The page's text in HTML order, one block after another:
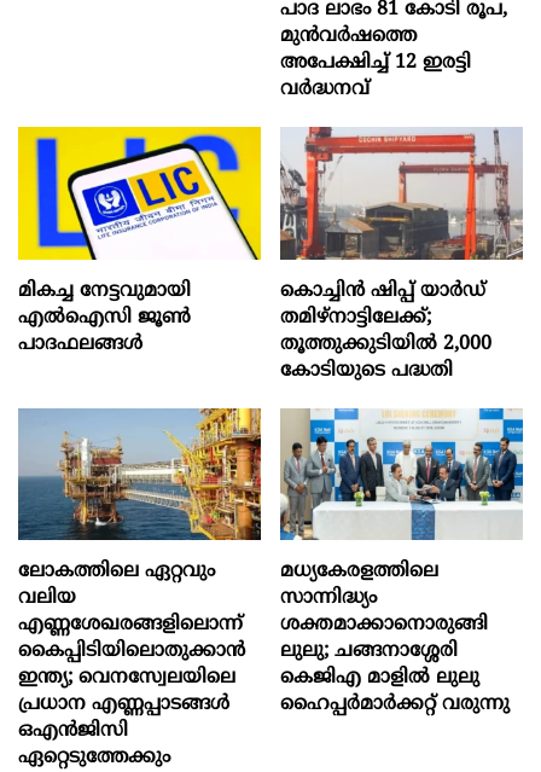
പാദ ലാഭം 81 കോടി രൂപ,
മുൻവർഷത്തെ
അപേക്ഷിച്ച് 12 ഇരട്ടി
വർദ്ധനവ്
മികച്ച നേട്ടവുമായി
എൽഐസി ജൂൺ
പാദഫലങ്ങൾ
കൊച്ചിന്‍ ഷിപ്പ് യാർഡ്
തമിഴ്നാട്ടിലേക്ക്;
തൂത്തുക്കുടിയിൽ 2,000
കോടിയുടെ പദ്ധതി
ലോകത്തിലെ ഏറ്റവും
വലിയ
എണ്ണശേഖരങ്ങളിലൊന്ന്
കൈപ്പിടിയിലൊതുക്കാന്‍
ഇന്ത്യ; വെനസ്വേലയിലെ
പ്രധാന എണ്ണപ്പാടങ്ങള്‍
ഒഎന്‍ജിസി
ഏറ്റെടുത്തേക്കും
മധ്യകേരളത്തിലെ
സാന്നിദ്ധ്യം
ശക്തമാക്കാനൊരുങ്ങി
ലുലു; ചങ്ങനാശ്ശേരി
കെജിഎ മാളിൽ ലുലു
ഹൈപ്പർമാർക്കറ്റ് വരുന്നു